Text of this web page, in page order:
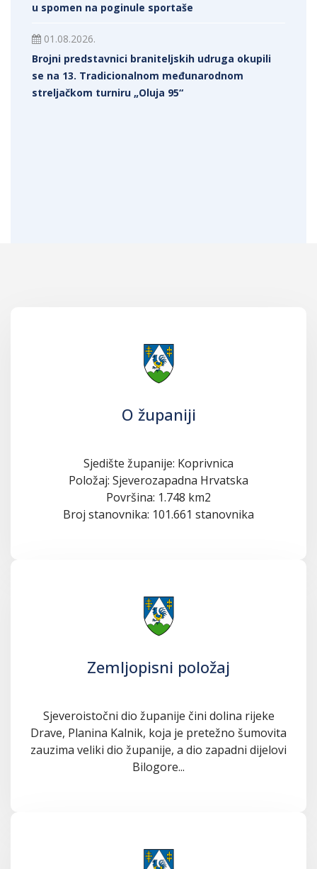
u spomen na poginule sportaše
01.08.2026.
Brojni predstavnici braniteljskih udruga okupili
se na 13. Tradicionalnom međunarodnom
streljačkom turniru „Oluja 95“
O županiji
Sjedište županije: Koprivnica
Položaj: Sjeverozapadna Hrvatska
Površina: 1.748 km2
Broj stanovnika: 101.661 stanovnika
Zemljopisni položaj
Sjeveroistočni dio županije čini dolina rijeke
Drave, Planina Kalnik, koja je pretežno šumovita
zauzima veliki dio županije, a dio zapadni dijelovi
Bilogore...